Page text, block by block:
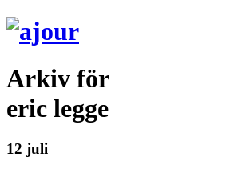
Arkiv för
eric legge
12 juli